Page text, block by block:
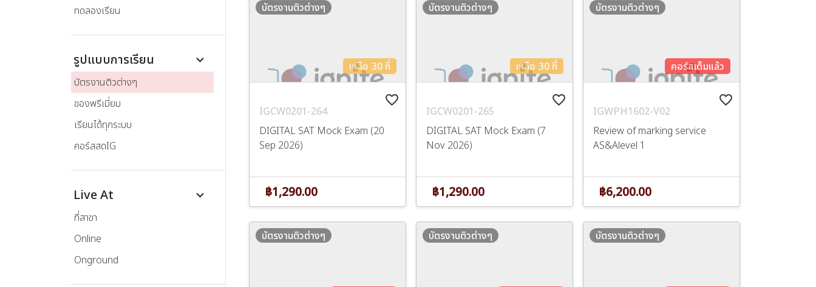
ทดลองเรียน
รูปแบบการเรียน keyboard_arrow_down
บัตรงานติวต่างๆ
ของพรีเมี่ยม
เรียนได้ทุกระบบ
คอร์สสดIG
Live At keyboard_arrow_down
ที่สาขา
Online
Onground
favorite_border
IGCW0201-264
DIGITAL SAT Mock Exam (20
Sep 2026)
เหลือ 30 ที่
บัตรงานติวต่างๆ
฿1,290.00
favorite_border
IGCW0201-265
DIGITAL SAT Mock Exam (7
Nov 2026)
เหลือ 30 ที่
บัตรงานติวต่างๆ
฿1,290.00
favorite_border
IGWPH1602-V02
Review of marking service
AS&Alevel 1
คอร์สเต็มแล้ว
บัตรงานติวต่างๆ
฿6,200.00
บัตรงานติวต่างๆ บัตรงานติวต่างๆ บัตรงานติวต่างๆ